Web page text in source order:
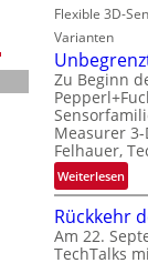
S
i
e
s
-
B
-
R
u
n
R
e
g
i
o
n
c
t
r
a
l
N
e
w
s
‘
Flexible 3D-
Varianten
Zu Beginn
Measurer
Felhauer,
Weiterlesen:
U
n
b
e
Rückkehr
Am 22.
TechTalks